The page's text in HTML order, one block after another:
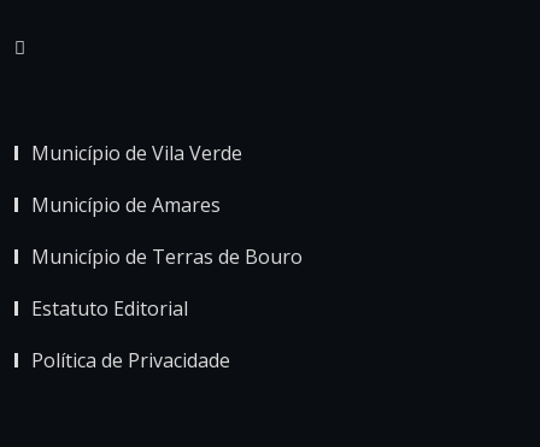
Município de Vila Verde
Município de Amares
Município de Terras de Bouro
Estatuto Editorial
Política de Privacidade